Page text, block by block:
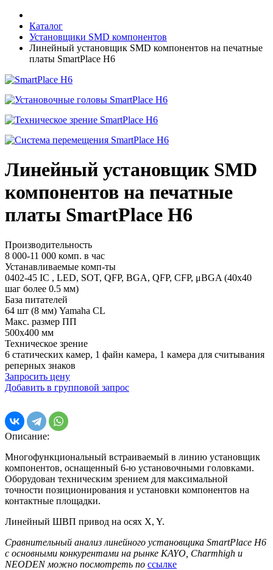
Каталог
Установщики SMD компонентов
Линейный установщик SMD компонентов на печатные
платы SmartPlace H6
Линейный установщик SMD
компонентов на печатные
платы SmartPlace H6
Производительность
8 000-11 000 комп. в час
Устанавливаемые комп-ты
0402-45 IC , LED, SOT, QFP, BGA, QFP, CFP, μBGA (40x40
шаг более 0.5 мм)
База питателей
64 шт (8 мм) Yamaha CL
Макс. размер ПП
500х400 мм
Техническое зрение
6 статических камер, 1 файн камера, 1 камера для считывания
реперных знаков
Запросить цену
Добавить в групповой запрос
Описание:
Многофункциональный встраиваемый в линию установщик
компонентов, оснащенный 6-ю установочными головками.
Оборудован техническим зрением для максимальной
точности позиционирования и установки компонентов на
контактные площадки.
Линейный ШВП привод на осях X, Y.
Сравнительный анализ линейного установщика SmartPlace H6
с основными конкурентами на рынке KAYO, Charmhigh и
NEODEN можно посмотреть по ссылке